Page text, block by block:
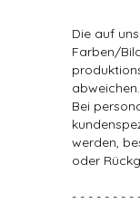
Die auf
Farben/
abweichen.
Bei
werden,
oder
- - - - - - - -